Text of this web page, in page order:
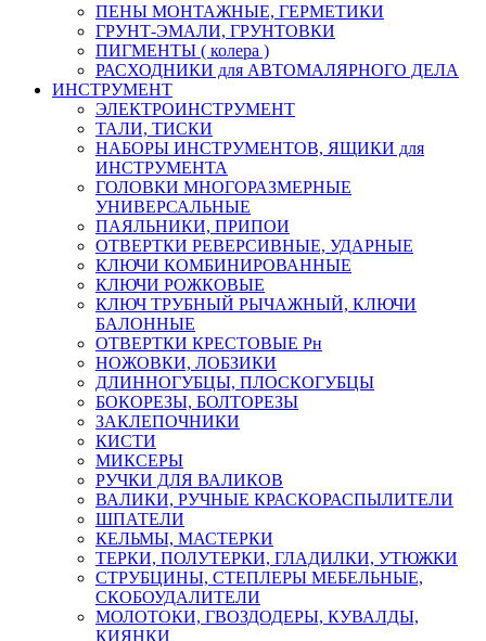
ПЕНЫ МОНТАЖНЫЕ, ГЕРМЕТИКИ
ГРУНТ-ЭМАЛИ, ГРУНТОВКИ
ПИГМЕНТЫ ( колера )
РАСХОДНИКИ для АВТОМАЛЯРНОГО ДЕЛА
ИНСТРУМЕНТ
ЭЛЕКТРОИНСТРУМЕНТ
ТАЛИ, ТИСКИ
НАБОРЫ ИНСТРУМЕНТОВ, ЯЩИКИ для
ИНСТРУМЕНТА
ГОЛОВКИ МНОГОРАЗМЕРНЫЕ
УНИВЕРСАЛЬНЫЕ
ПАЯЛЬНИКИ, ПРИПОИ
ОТВЕРТКИ РЕВЕРСИВНЫЕ, УДАРНЫЕ
КЛЮЧИ КОМБИНИРОВАННЫЕ
КЛЮЧИ РОЖКОВЫЕ
КЛЮЧ ТРУБНЫЙ РЫЧАЖНЫЙ, КЛЮЧИ
БАЛОННЫЕ
ОТВЕРТКИ КРЕСТОВЫЕ Рн
НОЖОВКИ, ЛОБЗИКИ
ДЛИННОГУБЦЫ, ПЛОСКОГУБЦЫ
БОКОРЕЗЫ, БОЛТОРЕЗЫ
ЗАКЛЕПОЧНИКИ
КИСТИ
МИКСЕРЫ
РУЧКИ ДЛЯ ВАЛИКОВ
ВАЛИКИ, РУЧНЫЕ КРАСКОРАСПЫЛИТЕЛИ
ШПАТЕЛИ
КЕЛЬМЫ, МАСТЕРКИ
ТЕРКИ, ПОЛУТЕРКИ, ГЛАДИЛКИ, УТЮЖКИ
СТРУБЦИНЫ, СТЕПЛЕРЫ МЕБЕЛЬНЫЕ,
СКОБОУДАЛИТЕЛИ
МОЛОТОКИ, ГВОЗДОДЕРЫ, КУВАЛДЫ,
КИЯНКИ